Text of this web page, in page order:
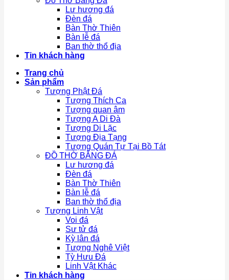
Lư hương đá
Đèn đá
Bàn Thờ Thiên
Bàn lễ đá
Ban thờ thổ địa
Tin khách hàng
Trang chủ
Sản phẩm
Tượng Phật Đá
Tượng Thích Ca
Tượng quan âm
Tượng A Di Đà
Tượng Di Lặc
Tượng Địa Tạng
Tượng Quán Tự Tại Bồ Tát
ĐỒ THỜ BẰNG ĐÁ
Lư hương đá
Đèn đá
Bàn Thờ Thiên
Bàn lễ đá
Ban thờ thổ địa
Tượng Linh Vật
Voi đá
Sư tử đá
Kỳ lân đá
Tượng Nghê Việt
Tỳ Hưu Đá
Linh Vật Khác
Tin khách hàng